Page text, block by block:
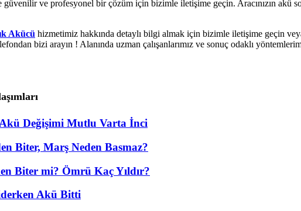
güvenilir ve profesyonel bir çözüm için bizimle iletişime geçin. Aracınızın akü
Akücü hizmetimiz hakkında detaylı bilgi almak için bizimle iletişime geçin
bizi arayın ! Alanında uzman çalışanlarımız ve sonuç odaklı
Değişimi Mutlu Varta İnci
Biter, Marş Neden Basmaz?
Biter mi? Ömrü Kaç Yıldır?
Akü Bitti